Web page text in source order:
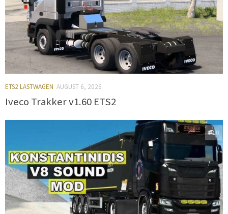
ETS2 LASTWAGEN AUGUST 6, 2026
Iveco Trakker v1.60 ETS2
0